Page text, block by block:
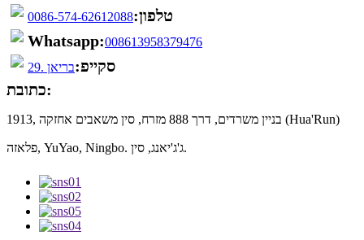
טלפון:0086-574-62612088
Whatsapp:008613958379476
סקייפ:בריאן .29
כתובת:
1913, בניין משרדים, דרך 888 מזרח, סין משאבים אחזקה (Hua'Run)
פלאזה, YuYao, Ningbo. ג'ג'יאנג, סין.